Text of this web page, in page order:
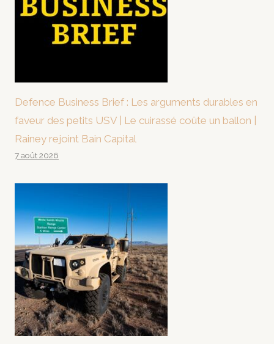
Defence Business Brief : Les arguments durables en
faveur des petits USV | Le cuirassé coûte un ballon |
Rainey rejoint Bain Capital
7 août 2026